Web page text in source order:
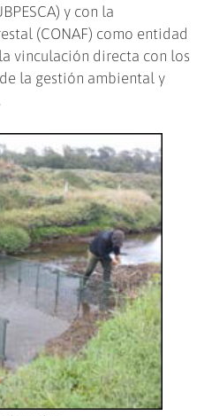
y con la
(CONAF) como entidad
vinculación directa con los
la gestión ambiental y